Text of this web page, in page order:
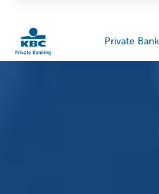
Private